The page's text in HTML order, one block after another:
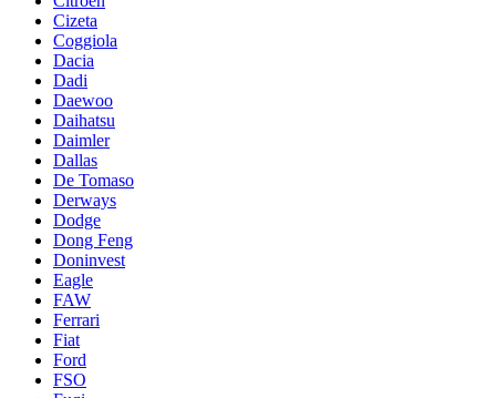
Cizeta
Coggiola
Dacia
Dadi
Daewoo
Daihatsu
Daimler
Dallas
De Tomaso
Derways
Dodge
Dong Feng
Doninvest
Eagle
FAW
Ferrari
Fiat
Ford
FSO